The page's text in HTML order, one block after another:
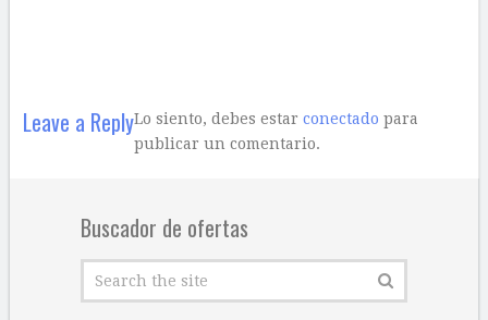
Leave a ReplyLo siento, debes estar conectado para
publicar un comentario.
Buscador de ofertas